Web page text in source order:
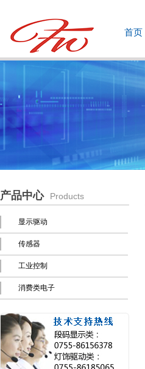
首页
产品中心 Products
显示驱动
传感器
工业控制
消费类电子